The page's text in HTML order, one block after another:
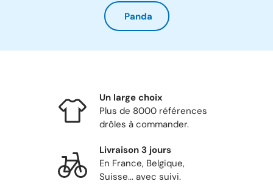
Panda
Un large choix
Plus de 8000 références
drôles à commander.
Livraison 3 jours
En France, Belgique,
Suisse... avec suivi.